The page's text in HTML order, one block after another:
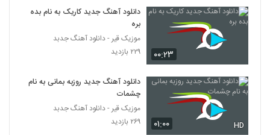
دانلود آهنگ محمد مستان هی
919
دانلود آهنگ میدونم میدونی از محمد مهرداد به
همراه متن ترانه
دانلود آهنگ محمد مرادی دلبر منی
۰۰:۲۳
دانلود آهنگ جدید کاریک به نام بده
بره
موزیک قیر - دانلود آهنگ جدبد
۲۲۹ بازدید
۰۱:۰۰ HD
دانلود آهنگ جدید روزبه بمانی به نام
چشمات
موزیک قیر - دانلود آهنگ جدبد
۲۶۹ بازدید